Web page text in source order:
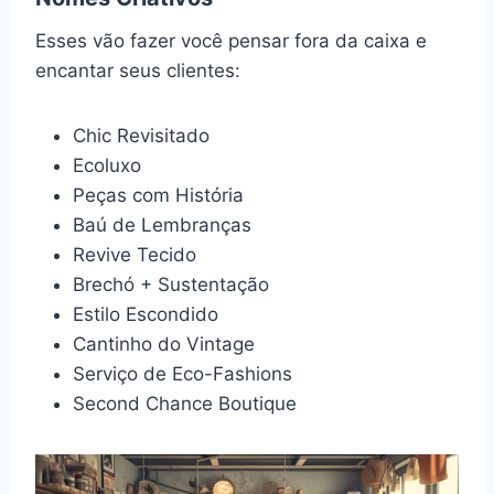
Esses vão fazer você pensar fora da caixa e
encantar seus clientes:
Chic Revisitado
Ecoluxo
Peças com História
Baú de Lembranças
Revive Tecido
Brechó + Sustentação
Estilo Escondido
Cantinho do Vintage
Serviço de Eco-Fashions
Second Chance Boutique